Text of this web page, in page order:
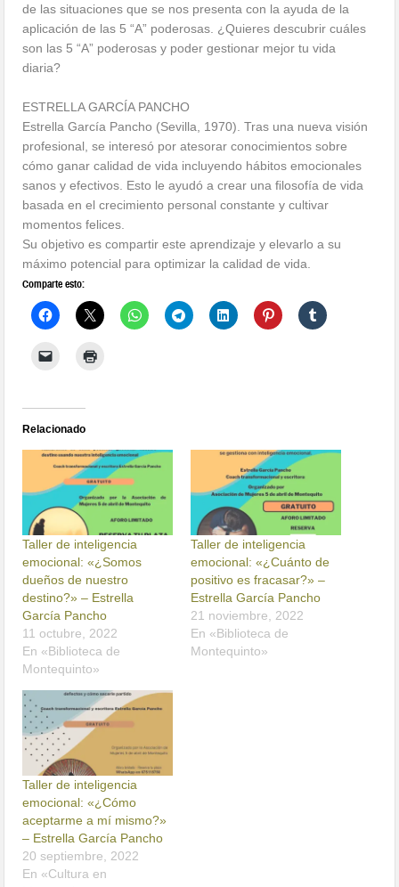
de las situaciones que se nos presenta con la ayuda de la
aplicación de las 5 “A” poderosas. ¿Quieres descubrir cuáles
son las 5 “A” poderosas y poder gestionar mejor tu vida
diaria?
ESTRELLA GARCÍA PANCHO
Estrella García Pancho (Sevilla, 1970). Tras una nueva visión
profesional, se interesó por atesorar conocimientos sobre
cómo ganar calidad de vida incluyendo hábitos emocionales
sanos y efectivos. Esto le ayudó a crear una ﬁlosofía de vida
basada en el crecimiento personal constante y cultivar
momentos felices.
Su objetivo es compartir este aprendizaje y elevarlo a su
máximo potencial para optimizar la calidad de vida.
Comparte esto:
Relacionado
Taller de inteligencia
emocional: «¿Somos
dueños de nuestro
destino?» – Estrella
García Pancho
11 octubre, 2022
En «Biblioteca de
Montequinto»
Taller de inteligencia
emocional: «¿Cuánto de
positivo es fracasar?» –
Estrella García Pancho
21 noviembre, 2022
En «Biblioteca de
Montequinto»
Taller de inteligencia
emocional: «¿Cómo
aceptarme a mí mismo?»
– Estrella García Pancho
20 septiembre, 2022
En «Cultura en